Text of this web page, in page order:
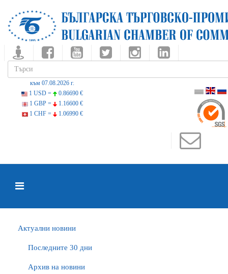
към 07.08.2026 г.
1 USD =
0.86690 €
1 GBP =
1.16600 €
1 CHF =
1.06990 €
Актуални новини
Последните 30 дни
Архив на новини